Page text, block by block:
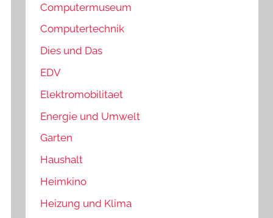
Computermuseum
Computertechnik
Dies und Das
EDV
Elektromobilitaet
Energie und Umwelt
Garten
Haushalt
Heimkino
Heizung und Klima